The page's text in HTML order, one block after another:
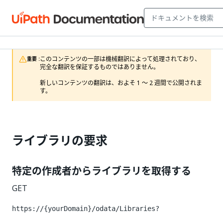
重要 :このコンテンツの一部は機械翻訳によって処理されており、
完全な翻訳を保証するものではありません。
新しいコンテンツの翻訳は、およそ 1 ～ 2 週間で公開されま
す。
ライブラリの要求
特定の作成者からライブラリを取得する
GET
https://{yourDomain}/odata/Libraries?